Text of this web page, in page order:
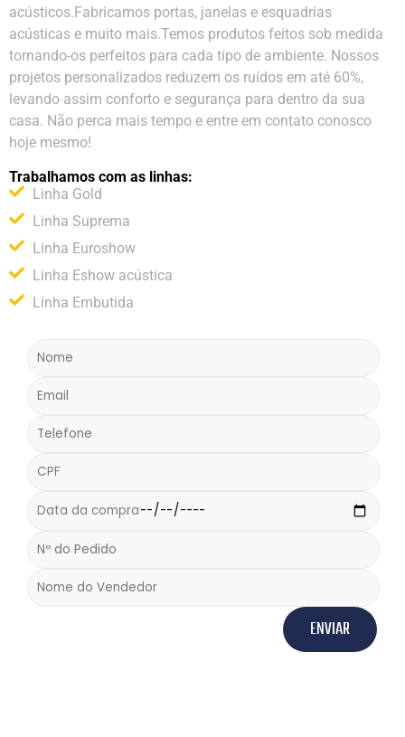
acústicos.Fabricamos portas, janelas e esquadrias
acústicas e muito mais.Temos produtos feitos sob medida
tornando-os perfeitos para cada tipo de ambiente. Nossos
projetos personalizados reduzem os ruídos em até 60%,
levando assim conforto e segurança para dentro da sua
casa. Não perca mais tempo e entre em contato conosco
hoje mesmo!
Trabalhamos com as linhas:
Linha Gold
Linha Suprema
Linha Euroshow
Linha Eshow acústica
Linha Embutida